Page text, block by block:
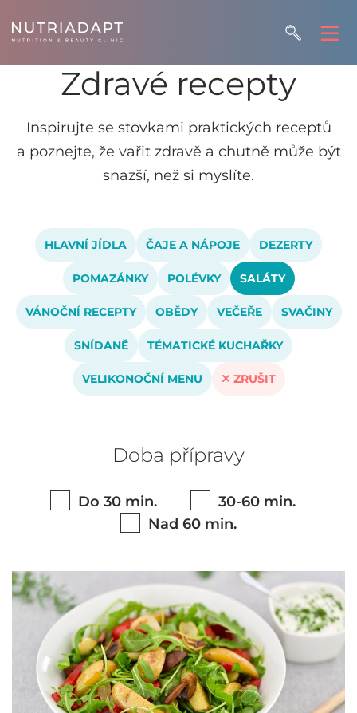
Zdravé recepty
Inspirujte se stovkami praktických receptů
a poznejte, že vařit zdravě a chutně může být
snazší, než si myslíte.
HLAVNÍ JÍDLA ČAJE A NÁPOJE DEZERTY
POMAZÁNKY POLÉVKY SALÁTY
VÁNOČNÍ RECEPTY OBĚDY VEČEŘE SVAČINY
SNÍDANĚ TÉMATICKÉ KUCHAŘKY
VELIKONOČNÍ MENU ZRUŠIT
Doba přípravy
Do 30 min.
30-60 min.
Nad 60 min.